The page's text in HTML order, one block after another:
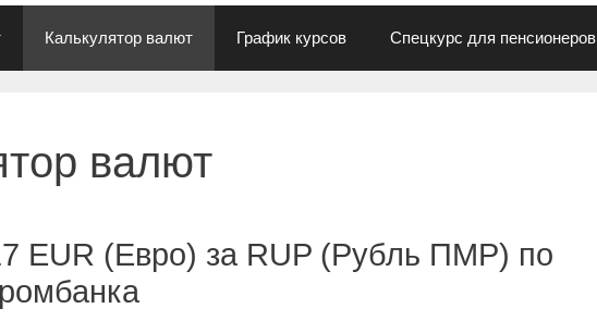
Калькулятор валют График курсов Спецкурс для пенсионеров
валют
EUR (Евро) за RUP (Рубль ПМР) по